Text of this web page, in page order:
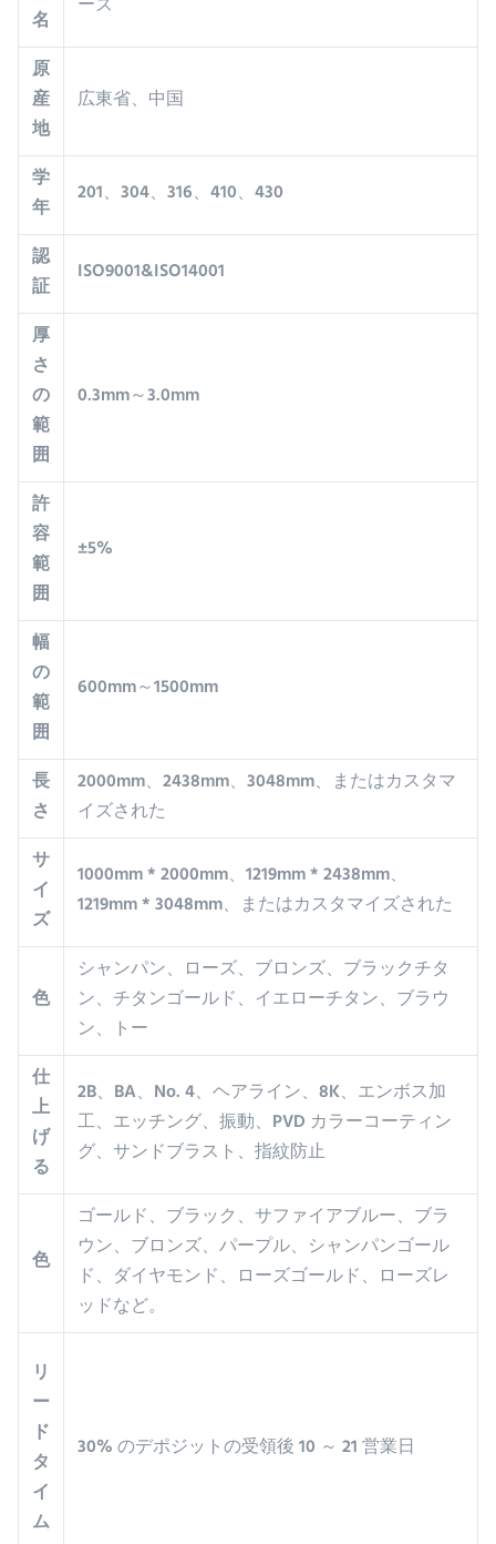
名
原
産
地
広東省、中国
学
年
201、304、316、410、430
認
証
ISO9001&ISO14001
厚
さ
の
範
囲
0.3mm～3.0mm
許
容
範
囲
±5%
幅
の
範
囲
600mm～1500mm
長
さ
2000mm、2438mm、3048mm、またはカスタマ
イズされた
サ
イ
ズ
1000mm * 2000mm、1219mm * 2438mm、
1219mm * 3048mm、またはカスタマイズされた
色
シャンパン、ローズ、ブロンズ、ブラックチタ
ン、チタンゴールド、イエローチタン、ブラウ
ン、トー
仕
上
げ
る
2B、BA、No. 4、ヘアライン、8K、エンボス加
工、エッチング、振動、PVD カラーコーティン
グ、サンドブラスト、指紋防止
色
ゴールド、ブラック、サファイアブルー、ブラ
ウン、ブロンズ、パープル、シャンパンゴール
ド、ダイヤモンド、ローズゴールド、ローズレ
ッドなど。
リ
ー
ド
タ
イ
ム
30% のデポジットの受領後 10 ～ 21 営業日